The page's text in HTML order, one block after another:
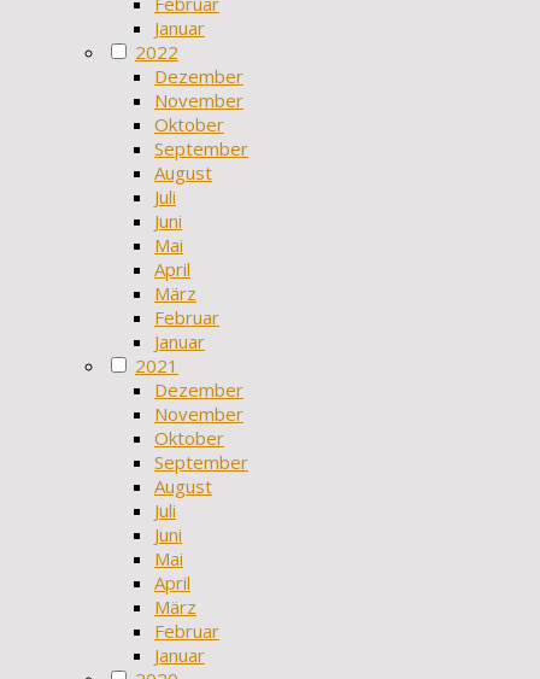
Januar
2022
Dezember
November
Oktober
September
August
Juli
Juni
Mai
April
März
Februar
Januar
2021
Dezember
November
Oktober
September
August
Juli
Juni
Mai
April
März
Februar
Januar